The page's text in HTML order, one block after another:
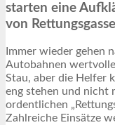
starten eine
von
Immer wieder gehen
Autobahnen
Stau, aber die Helfer
eng stehen und nicht
ordentlichen
Zahlreiche Einsätze